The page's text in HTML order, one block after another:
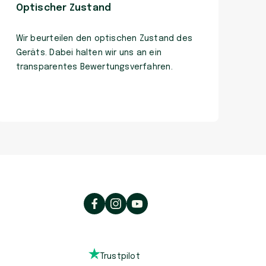
Optischer Zustand
Wir beurteilen den optischen Zustand des
Geräts. Dabei halten wir uns an ein
transparentes Bewertungsverfahren.
Trustpilot